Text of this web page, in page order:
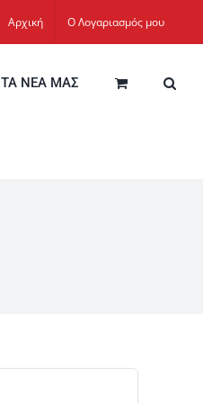
Αρχική Ο Λογαριασμός μου
ΤΑ ΝΕΑ ΜΑΣ